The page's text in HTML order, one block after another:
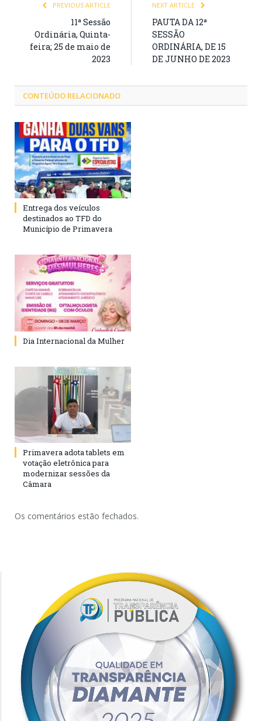
PREVIOUS ARTICLE
11ª Sessão
Ordinária, Quinta-
feira; 25 de maio de
2023
NEXT ARTICLE
PAUTA DA 12ª
SESSÃO
ORDINÁRIA, DE 15
DE JUNHO DE 2023
CONTEÚDO RELACIONADO
Entrega dos veículos
destinados ao TFD do
Município de Primavera
Dia Internacional da Mulher
Primavera adota tablets em
votação eletrônica para
modernizar sessões da
Câmara
Os comentários estão fechados.